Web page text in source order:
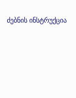
ძებნის ინსტრუქცია